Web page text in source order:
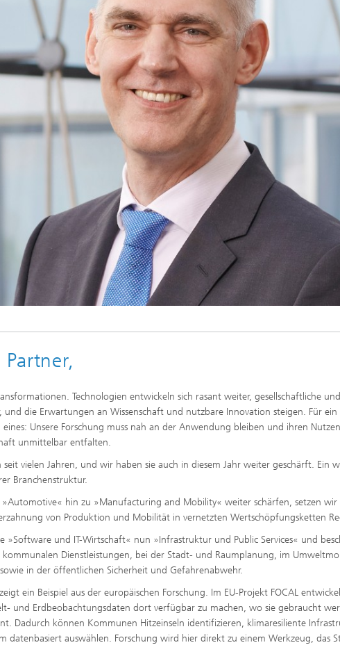
Technologien entwickeln sich rasant weiter, gesellschaftliche
die Erwartungen an Wissenschaft und nutzbare Innovation steigen. Für
Unsere Forschung muss nah an der Anwendung bleiben und ihren
unmittelbar entfalten.
vielen Jahren, und wir haben sie auch in diesem Jahr weiter geschärft. Ein
Branchenstruktur.
hin zu »Manufacturing and Mobility« weiter schärfen, setzen wir
von Produktion und Mobilität in vernetzten Wertschöpfungsketten
»Software und IT-Wirtschaft« nun »Infrastruktur und Public Services« und
Dienstleistungen, bei der Stadt- und Raumplanung, im
in der öffentlichen Sicherheit und Gefahrenabwehr.
ein Beispiel aus der europäischen Forschung. Im EU-Projekt FOCAL
und Erdbeobachtungsdaten dort verfügbar zu machen, wo sie gebraucht
Dadurch können Kommunen Hitzeinseln identifizieren, klimaresiliente
datenbasiert auswählen. Forschung wird hier direkt zu einem Werkzeug, das